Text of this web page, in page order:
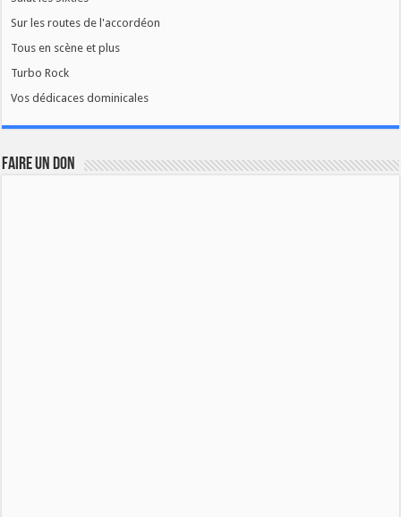
Sur les routes de l'accordéon
Tous en scène et plus
Turbo Rock
Vos dédicaces dominicales
FAIRE UN DON